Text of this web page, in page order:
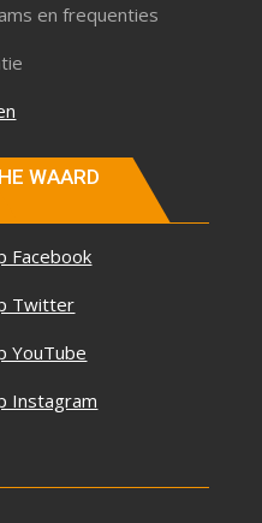
en frequenties
WAARD
Facebook
Twitter
YouTube
Instagram